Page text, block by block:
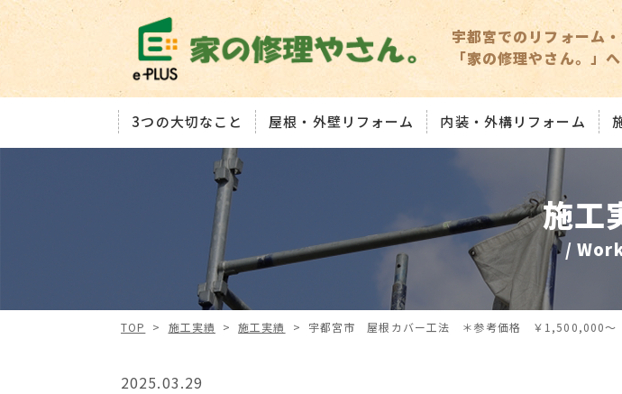
宇都宮でのリフォーム
「家の修理やさん。」
3つの大切なこと 屋根・外壁リフォーム 内装・外構リフォーム
施工
/
TOP > 施工実績 > 施工実績 > 宇都宮市 屋根カバー工法 ＊参考価格 ￥1,500,000～
2025.03.29